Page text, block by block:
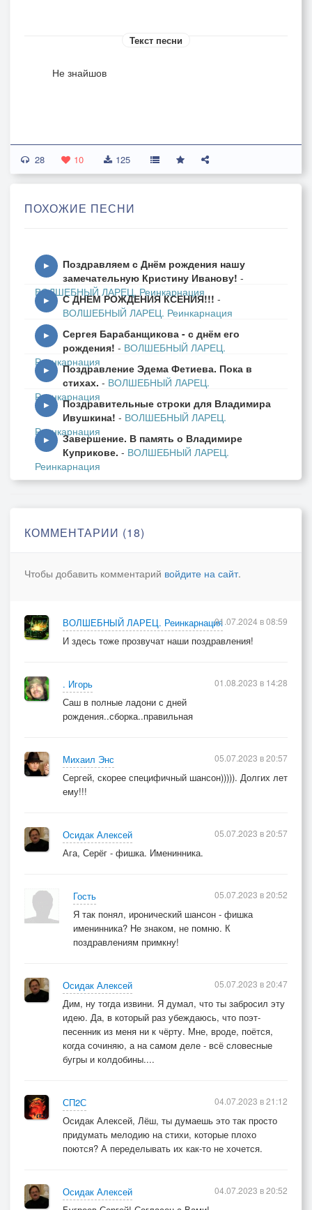
Текст песни
Не знайшов
28 10 125
ПОХОЖИЕ ПЕСНИ
▶
Поздравляем с Днём рождения нашу
замечательную Кристину Иванову! -
ВОЛШЕБНЫЙ ЛАРЕЦ. Реинкарнация
▶ С ДНЕМ РОЖДЕНИЯ КСЕНИЯ!!! -
ВОЛШЕБНЫЙ ЛАРЕЦ. Реинкарнация
▶
Сергея Барабанщикова - с днём его
рождения! - ВОЛШЕБНЫЙ ЛАРЕЦ.
Реинкарнация
▶
Поздравление Эдема Фетиева. Пока в
стихах. - ВОЛШЕБНЫЙ ЛАРЕЦ.
Реинкарнация
▶
Поздравительные строки для Владимира
Ивушкина! - ВОЛШЕБНЫЙ ЛАРЕЦ.
Реинкарнация
▶
Завершение. В память о Владимире
Куприкове. - ВОЛШЕБНЫЙ ЛАРЕЦ.
Реинкарнация
КОММЕНТАРИИ (18)
Чтобы добавить комментарий войдите на сайт.
ВОЛШЕБНЫЙ ЛАРЕЦ. Реинкарнация
И здесь тоже прозвучат наши поздравления!
01.07.2024 в 08:59
. Игорь
Саш в полные ладони с дней
рождения..сборка..правильная
01.08.2023 в 14:28
Михаил Энс
Сергей, скорее специфичный шансон))))). Долгих лет
ему!!!
05.07.2023 в 20:57
Осидак Алексей
Ага, Серёг - фишка. Именинника.
05.07.2023 в 20:57
Гость
Я так понял, иронический шансон - фишка
именинника? Не знаком, не помню. К
поздравлениям примкну!
05.07.2023 в 20:52
Осидак Алексей
Дим, ну тогда извини. Я думал, что ты забросил эту
идею. Да, в который раз убеждаюсь, что поэт-
песенник из меня ни к чёрту. Мне, вроде, поётся,
когда сочиняю, а на самом деле - всё словесные
бугры и колдобины....
05.07.2023 в 20:47
СП2С
Осидак Алексей, Лёш, ты думаешь это так просто
придумать мелодию на стихи, которые плохо
поются? А переделывать их как-то не хочется.
04.07.2023 в 21:12
Осидак Алексей
04.07.2023 в 20:52